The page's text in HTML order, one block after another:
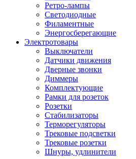
Ретро-лампы
Светодиодные
Филаментные
Энергосберегающие
Электротовары
Выключатели
Датчики движения
Дверные звонки
Диммеры
Комплектующие
Рамки для розеток
Розетки
Стабилизаторы
Терморегуляторы
Трековые подсветки
Трековые розетки
Шнуры, удлинители